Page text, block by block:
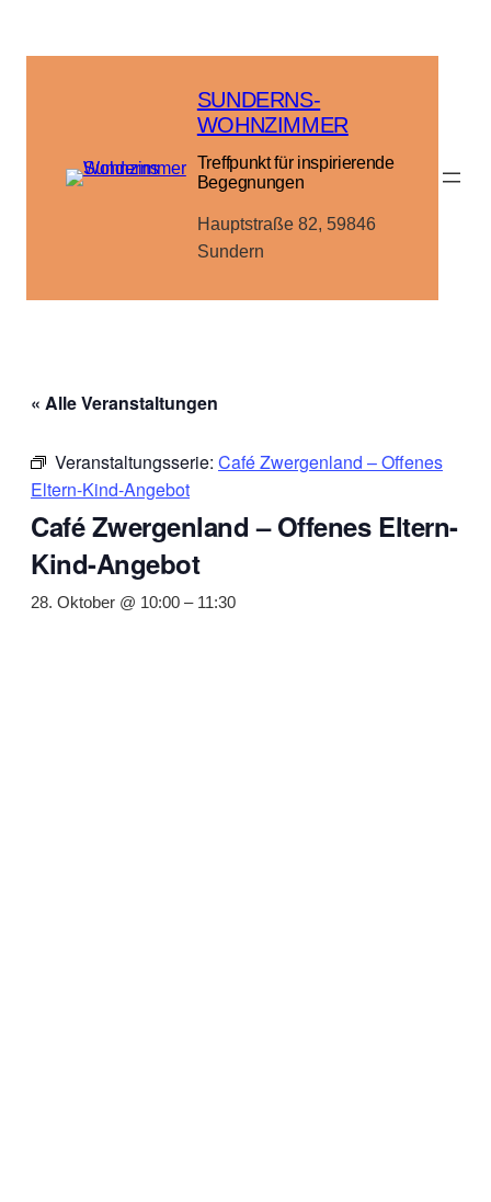
SUNDERNS-
WOHNZIMMER
Treffpunkt für inspirierende
Begegnungen
Hauptstraße 82, 59846
Sundern
« Alle Veranstaltungen
Veranstaltungsserie: Café Zwergenland – Offenes
Eltern-Kind-Angebot
Café Zwergenland – Offenes Eltern-
Kind-Angebot
28. Oktober @ 10:00 – 11:30